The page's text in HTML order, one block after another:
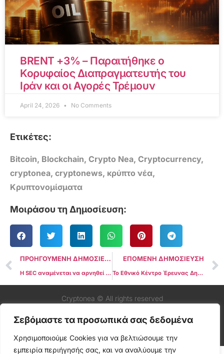
Σεβόμαστε τα προσωπικά σας δεδομένα
Χρησιμοποιούμε Cookies για να βελτιώσουμε την
εμπειρία περιήγησής σας, και να αναλύουμε την
BRENT +3% – Παραιτήθηκε ο
Κορυφαίος Διαπραγματευτής του
Ιράν και οι Αγορές Τρέμουν
April 24, 2026 No Comments
Ετικέτες:
Bitcoin, Blockchain, Crypto Nea, Cryptocurrency,
cryptonea, cryptonews, κρύπτο νέα,
Κρυπτονομίσματα
Μοιράσου τη Δημοσίευση:
ΠΡΟΗΓΟΥΜΕΝΗ ΔΗΜΟΣΙΕΥΣΗ
Η SEC αναμένεται να αρνηθεί τις αιτήσεις για Spot Solana ETFs — Αναφορά
ΕΠΟΜΕΝΗ ΔΗΜΟΣΙΕΥΣΗ
Το Εθνικό Κέντρο Έρευνας Δημόσιας Πολιτικής προτείνει τη στρατηγική του BTC Treasury για την Amazon
Cryptonea © All rights reserved